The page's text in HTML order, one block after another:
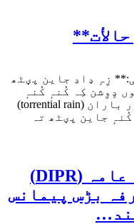
جوُلائی:** زِہٕ ډادِ جاین پؠٹھ
ډِوِشن کِہ کُنہٕ کُنہٕ
جاین پؠٹھ سُبُح يا شأمہِ وۄقت زۆر باران (torrential rain)
جاین پؠٹھ تہ
محکمہ اطلاعات و رابطہ عامہ (DIPR)
بڑس پیمانس